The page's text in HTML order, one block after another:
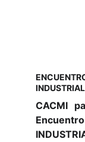
CACMI